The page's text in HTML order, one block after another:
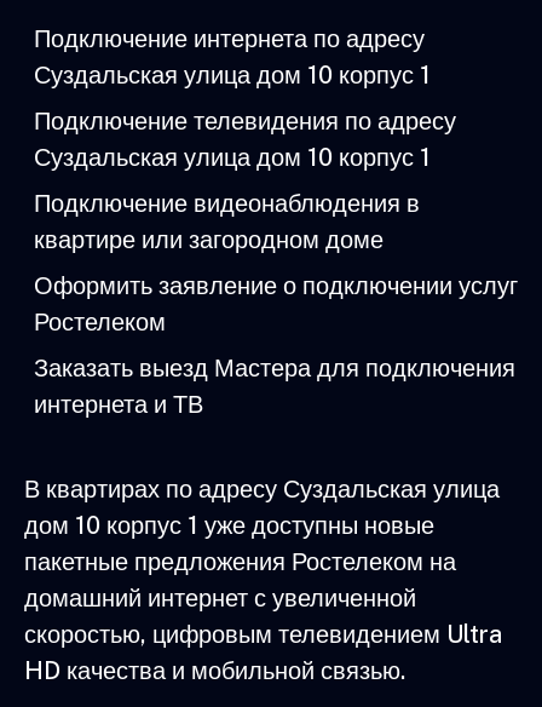
Подключение интернета по адресу
Суздальская улица дом 10 корпус 1
Подключение телевидения по адресу
Суздальская улица дом 10 корпус 1
Подключение видеонаблюдения в
квартире или загородном доме
Оформить заявление о подключении услуг
Ростелеком
Заказать выезд Мастера для подключения
интернета и ТВ
В квартирах по адресу Суздальская улица
дом 10 корпус 1 уже доступны новые
пакетные предложения Ростелеком на
домашний интернет с увеличенной
скоростью, цифровым телевидением Ultra
HD качества и мобильной связью.